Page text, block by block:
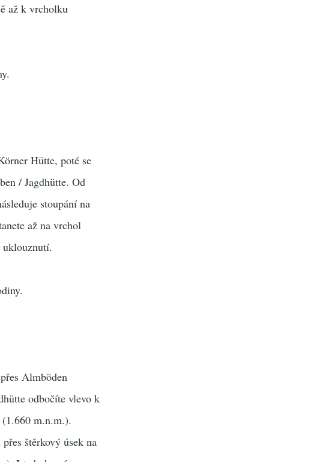
až k vrcholku
Hütte, poté se
/ Jagdhütte. Od
stoupání na
až na vrchol
uklouznutí.
Almböden
odbočíte vlevo k
m.n.m.).
štěrkový úsek na